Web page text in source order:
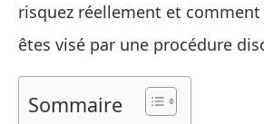
risquez réellement et
êtes visé par une procédure
Sommaire